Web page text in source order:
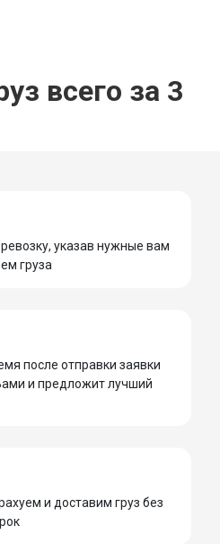
всего за 3
указав нужные вам
груза
после отправки заявки
и предложит лучший
и доставим груз без